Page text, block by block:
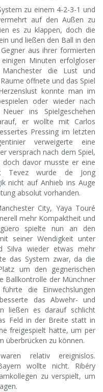
zu einem 4-2-3-1 und
auf den Außen zu
es zu klappen, doch die
und ließen den Ball in den
aus ihrer formierten
Minuten erfolgloser
die Lust und
öffnete und das Spiel
konnte man im
oder wieder nach
ins Spielgeschehen
er wollte mit Carlos
Pressing im letzten
verweigerte eine
versprach nach dem Spiel,
davor musste er eine
Tevez wurde de Jong
nicht auf Anhieb ins Auge
absolut vorhanden.
City, Yaya Touré
mehr Kompaktheit und
spielte nun an den
seiner Wendigkeit unter
Silva wieder etwas mehr
das System zwar, da die
um den gegnerischen
Ballkontrolle der Münchner
die Einwechslungen
das Abwehr- und
ließen es darauf schlicht
Feld in der Breite statt in
freigespielt hatte, um per
überbrücken zu können.
relativ ereignislos.
wollte nicht. Ribéry
zu verspielt, um